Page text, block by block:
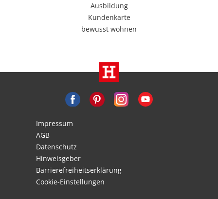
Ausbildung
Kundenkarte
bewusst wohnen
Impressum
AGB
Datenschutz
Hinweisgeber
Barrierefreiheitserklärung
Cookie-Einstellungen